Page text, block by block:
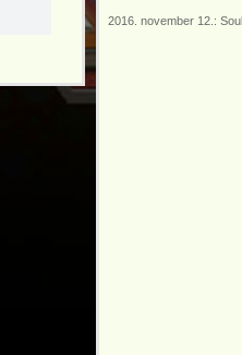
2016. november 12.: